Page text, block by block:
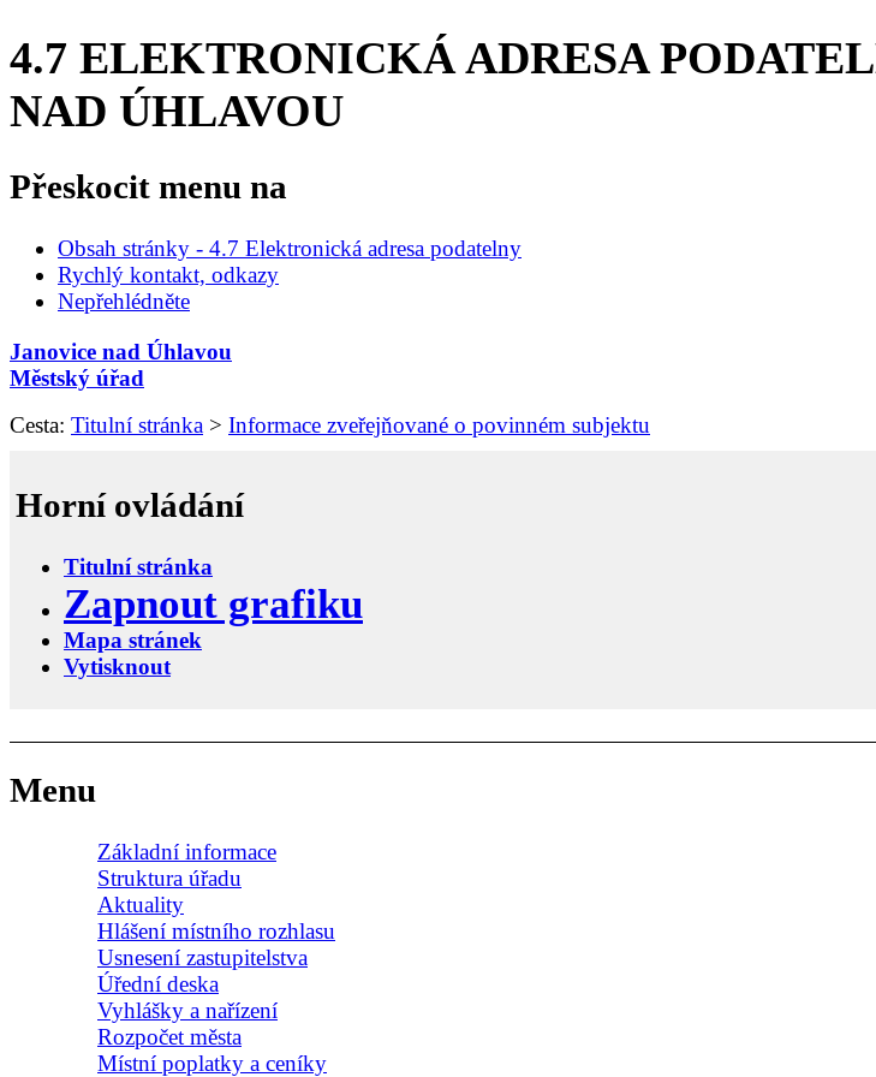
4.7 ELEKTRONICKÁ ADRESA
NAD ÚHLAVOU
Přeskocit menu na
Obsah stránky - 4.7 Elektronická adresa podatelny
Rychlý kontakt, odkazy
Nepřehlédněte
Janovice nad Úhlavou
Městský úřad
Cesta: Titulní stránka > Informace zveřejňované o povinném subjektu
Horní ovládání
Titulní stránka
Zapnout grafiku
Mapa stránek
Vytisknout
Menu
Základní informace
Struktura úřadu
Aktuality
Hlášení místního rozhlasu
Usnesení zastupitelstva
Úřední deska
Vyhlášky a nařízení
Rozpočet města
Místní poplatky a ceníky